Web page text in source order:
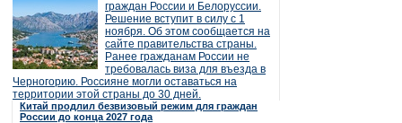
граждан России и Белоруссии.
Решение вступит в силу с 1
ноября. Об этом сообщается на
сайте правительства страны.
Ранее гражданам России не
требовалась виза для въезда в
Черногорию. Россияне могли оставаться на
территории этой страны до 30 дней.
Китай продлил безвизовый режим для граждан
России до конца 2027 года